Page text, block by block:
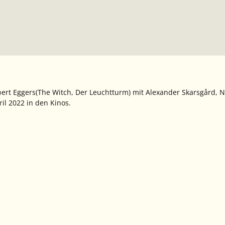
Eggers(The Witch, Der Leuchtturm) mit Alexander Skarsgård,
2022 in den Kinos.